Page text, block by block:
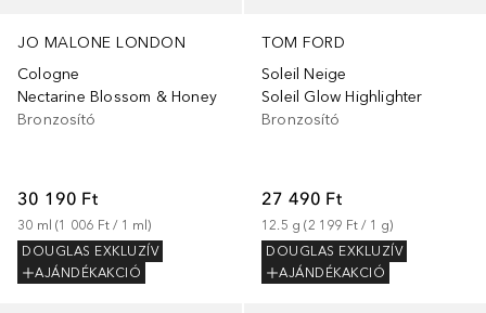
JO MALONE LONDON
Cologne
Nectarine Blossom & Honey
Bronzosító
30 190 Ft
30 ml (1 006 Ft / 1 ml)
DOUGLAS EXKLUZÍV
AJÁNDÉKAKCIÓ
TOM FORD
Soleil Neige
Soleil Glow Highlighter
Bronzosító
27 490 Ft
12.5 g (2 199 Ft / 1 g)
DOUGLAS EXKLUZÍV
AJÁNDÉKAKCIÓ
+1